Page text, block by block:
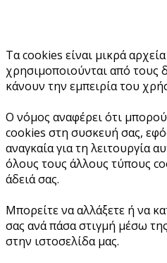
Τα cookies είναι μικρά
χρησιμοποιούνται από τους
κάνουν την εμπειρία του
Ο νόμος αναφέρει ότι
cookies στη συσκευή σας,
αναγκαία για τη λειτουργία
όλους τους άλλους τύπους
άδειά σας.
Μπορείτε να αλλάξετε ή να
σας ανά πάσα στιγμή μέσω
στην ιστοσελίδα μας.